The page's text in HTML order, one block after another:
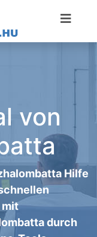
von
Hilfe
mit
durch